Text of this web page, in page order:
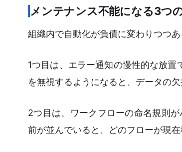
メンテナンス不能になる3つ
組織内で自動化が負債に変わりつつ
1つ目は、エラー通知の慢性的な放
を無視するようになると、データの
2つ目は、ワークフローの命名規則
前が並んでいると、どのフローが現